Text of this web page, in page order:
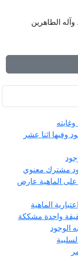
الطاهرين
وفيها اثنا عشر
مشترك معنوي
على الماهية عارض
الماهية
واحدة مشككة
الوجود